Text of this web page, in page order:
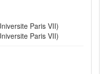
Paris VII)
Paris VII)